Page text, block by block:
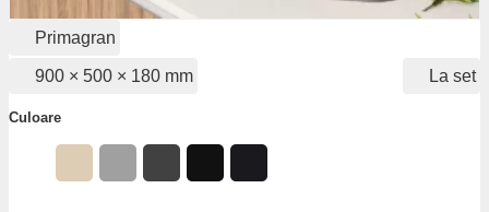
Primagran
900 × 500 × 180 mm La set
Culoare